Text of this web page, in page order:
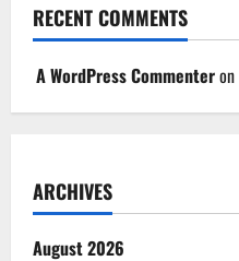
RECENT COMMENTS
A WordPress Commenteron
ARCHIVES
August 2026